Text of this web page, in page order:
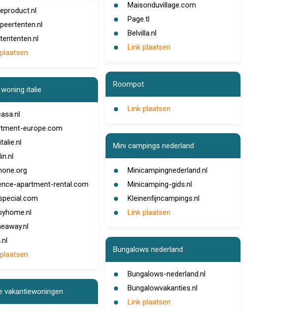
italie
europe.com
apartment-rental.com
vakantiewoningen
Maisonduvillage.com
Page.tl
Belvilla.nl
Link plaatsen
Roompot
Link plaatsen
Mini campings nederland
Minicampingnederland.nl
Minicamping-gids.nl
Kleinenfijncampings.nl
Link plaatsen
Bungalows nederland
Bungalows-nederland.nl
Bungalowvakanties.nl
Link plaatsen